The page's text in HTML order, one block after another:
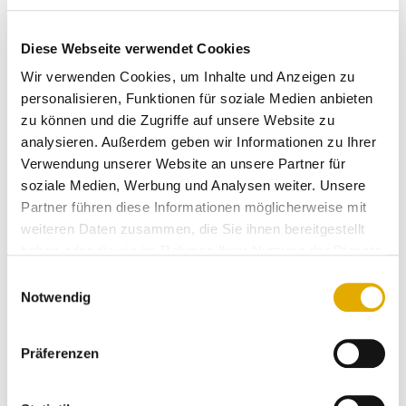
Diese Webseite verwendet Cookies
Wir verwenden Cookies, um Inhalte und Anzeigen zu
personalisieren, Funktionen für soziale Medien anbieten
zu können und die Zugriffe auf unsere Website zu
analysieren. Außerdem geben wir Informationen zu Ihrer
Verwendung unserer Website an unsere Partner für
soziale Medien, Werbung und Analysen weiter. Unsere
Partner führen diese Informationen möglicherweise mit
weiteren Daten zusammen, die Sie ihnen bereitgestellt
Notwendig
Präferenzen
Brain8.Media -
BRAIN8 GmbH
Burgerfeld 65
85570 Markt Schwaben
E-Mail: info@brain8.de
www.brain8.de
Bildnachweis
000062988815, 000075591985, 000055699670,
000051880134, 000080241175, 000004708387,
000072440537, 000083236743, 000050945094,
000056975476, 000057152718, 000060588044,